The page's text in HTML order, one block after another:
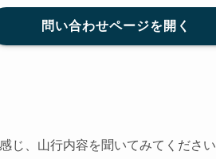
問い合わせページを開く
じ、山行内容を聞いてみてください